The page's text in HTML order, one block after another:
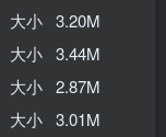
小 3.20M
小 3.44M
小 2.87M
小 3.01M